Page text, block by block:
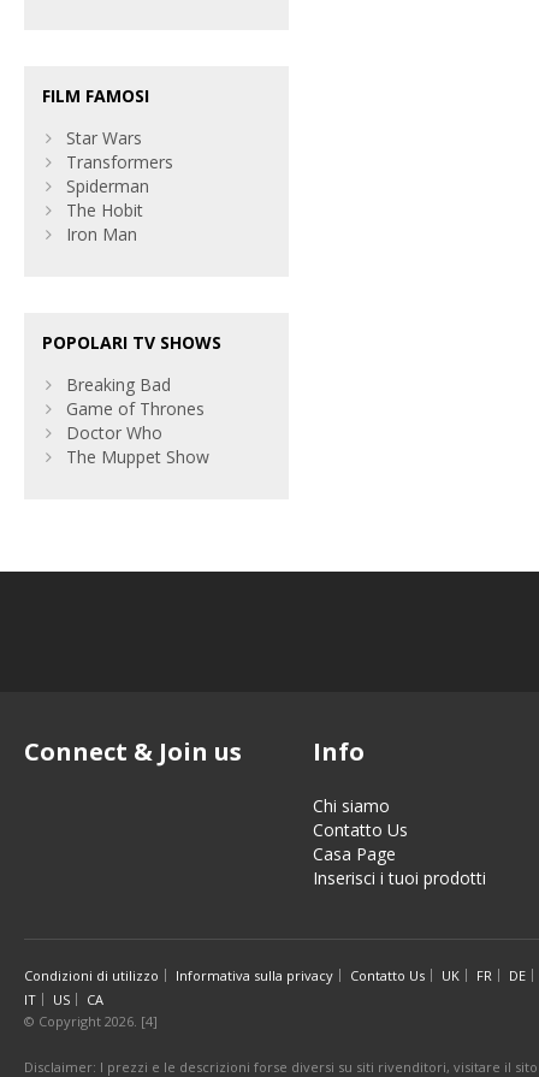
FILM FAMOSI
Star Wars
Transformers
Spiderman
The Hobit
Iron Man
POPOLARI TV SHOWS
Breaking Bad
Game of Thrones
Doctor Who
The Muppet Show
Connect & Join us Info
Chi siamo
Contatto Us
Casa Page
Inserisci i tuoi prodotti
Condizioni di utilizzo Informativa sulla privacy Contatto Us UK FR
DE
IT
US
CA
© Copyright 2026. [4]
Disclaimer: I prezzi e le descrizioni forse diversi su siti rivenditori, visitare il